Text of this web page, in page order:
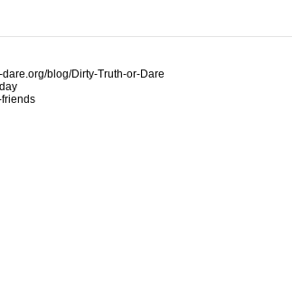
dare.org/blog/Dirty-Truth-or-Dare